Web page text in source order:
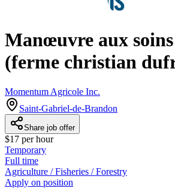
Manœuvre aux
(ferme christian
Momentum Agricole Inc.
Saint-Gabriel-de-Brandon
Share job offer
$17 per hour
Temporary
Full time
Agriculture / Fisheries / Forestry
Apply on position